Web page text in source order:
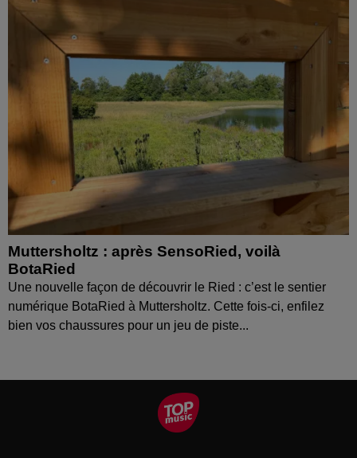
Muttersholtz : après SensoRied, voilà
BotaRied
Une nouvelle façon de découvrir le Ried : c’est le sentier
numérique BotaRied à Muttersholtz. Cette fois-ci, enfilez
bien vos chaussures pour un jeu de piste...